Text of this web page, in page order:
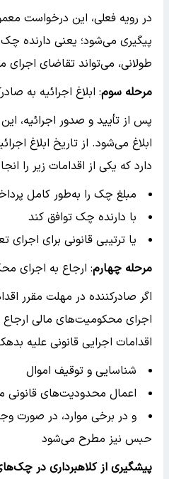
در رویه فعلی، این درخواست
پیگیری می‌شود؛ یعنی دارنده
طولانی، می‌تواند تقاضای
مرحله سوم: ابلاغ اجرائیه به
پس از تأیید و صدور اجرائیه،
ابلاغ می‌شود. از تاریخ ابلاغ
دارد که یکی از اقدامات زیر را
مبلغ چک را به‌طور کامل
با دارنده چک توافق کند
یا ترتیبی قانونی برای اجرای
مرحله چهارم: ارجاع به اجرای
اگر صادرکننده در مهلت مقرر
اجرای محکومیت‌های مالی
اقدامات اجرایی قانونی علیه
شناسایی و توقیف اموال
اعمال محدودیت‌های قانونی
و در برخی موارد، در صورت
حبس نیز مطرح می‌شود
پیشگیری از کلاهبرداری در